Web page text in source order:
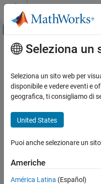
Vai al contenuto
Attiva/disattiva
Pagina iniziale della documentazione
Categoria
MATLAB Compiler
MATLAB Compiler SDK
Get Started with MATLAB
Package MATLAB Functions
C++ Shared Library Integration
Contenuto principale
Seleziona un
Seleziona un sito web per
disponibile e vedere eventi e
geografica, ti consigliamo di
United States
Puoi anche selezionare un
Americhe
América Latina (Español)